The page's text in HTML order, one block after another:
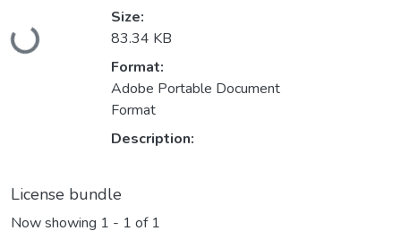
Loading...
Size:
83.34 KB
Format:
Adobe Portable Document
Format
Description:
License bundle
Now showing 1 - 1 of 1